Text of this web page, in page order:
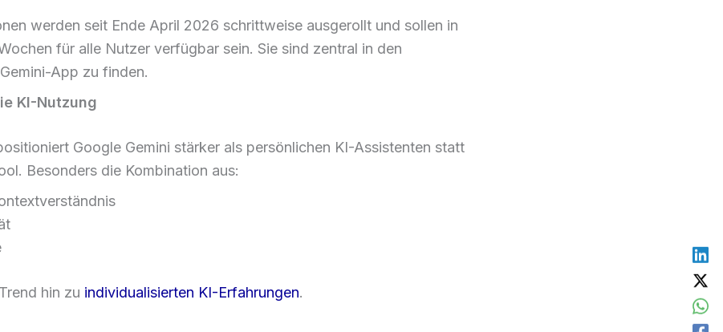
werden seit Ende April 2026 schrittweise ausgerollt und sollen in
für alle Nutzer verfügbar sein. Sie sind zentral in den
App zu finden.
KI-Nutzung
Google Gemini stärker als persönlichen KI-Assistenten statt
Besonders die Kombination aus:
hin zu individualisierten KI-Erfahrungen.